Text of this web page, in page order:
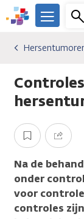
Overslaan
en
gaan
We
er
je.
Kanker.nl
Menu
Kankersoorten
Behandelingen
Opslaan Delen
Na de
onder
voor
controles